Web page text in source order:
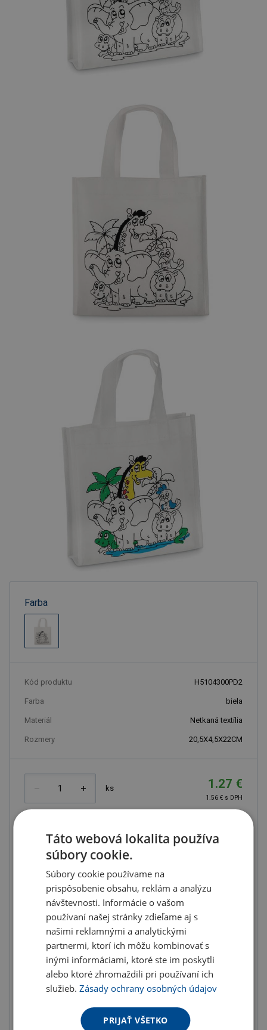
Farba
Kód produktu H5104300PD2
Farba biela
Materiál Netkaná textília
Rozmery 20,5X4,5X22CM
ks 1.27 €
1.56 € s DPH
od
10 ks
1.21 €
(-5.00 %)
od
20
1.17 €
(-8.00 %)
od
(-11.00
od
100 ks
(-15.00%)
od
200 ks
(- 20.00%)
300
(-25.00
od
Táto webová lokalita používa
súbory cookie.
Súbory cookie používame na
prispôsobenie obsahu, reklám a analýzu
návštevnosti. Informácie o vašom
používaní našej stránky zdieľame aj s
našimi reklamnými a analytickými
partnermi, ktorí ich môžu kombinovať s
inými informáciami, ktoré ste im poskytli
alebo ktoré zhromaždili pri používaní ich
služieb.Zásady ochrany osobných údajov
PRIJAŤ VŠETKO